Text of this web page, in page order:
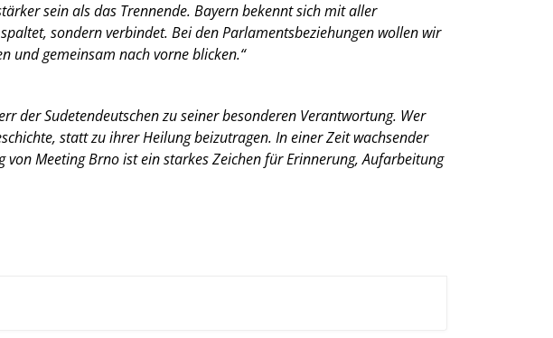
sein als das Trennende. Bayern bekennt sich mit aller
sondern verbindet. Bei den Parlamentsbeziehungen wollen wir
und gemeinsam nach vorne blicken.“
der Sudetendeutschen zu seiner besonderen Verantwortung. Wer
statt zu ihrer Heilung beizutragen. In einer Zeit wachsender
Meeting Brno ist ein starkes Zeichen für Erinnerung, Aufarbeitung